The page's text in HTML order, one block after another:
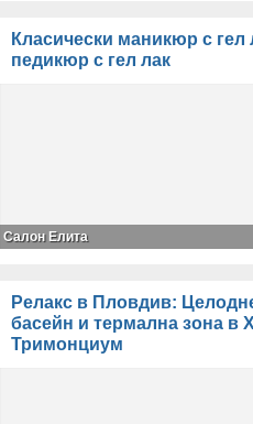
Класически маникюр с гел
педикюр с гел лак
Салон Елита
Релакс в Пловдив:
басейн и термална зона в
Тримонциум